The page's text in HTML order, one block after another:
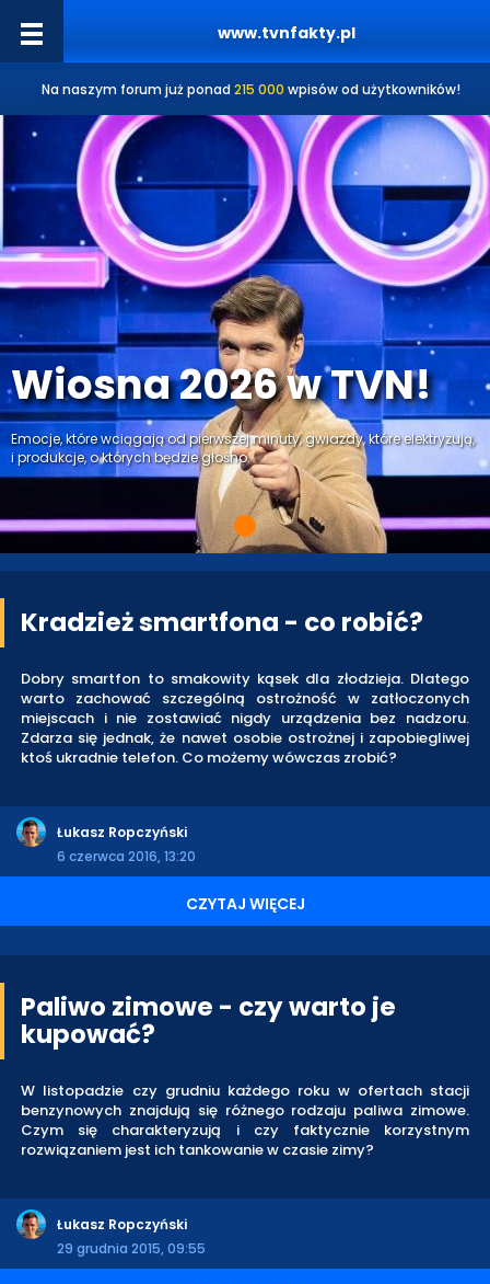
www.tvnfakty.pl
Na naszym forum już ponad 215 000 wpisów od użytkowników!
Wiosna 2026 w TVN!
Emocje, które wciągają od pierwszej minuty, gwiazdy, które elektryzują,
i produkcje, o których będzie głośno.
Kradzież smartfona - co robić?
Dobry smartfon to smakowity kąsek dla złodzieja. Dlatego
warto zachować szczególną ostrożność w zatłoczonych
miejscach i nie zostawiać nigdy urządzenia bez nadzoru.
Zdarza się jednak, że nawet osobie ostrożnej i zapobiegliwej
ktoś ukradnie telefon. Co możemy wówczas zrobić?
Łukasz Ropczyński
6 czerwca 2016, 13:20
CZYTAJ WIĘCEJ
Paliwo zimowe - czy warto je
kupować?
W listopadzie czy grudniu każdego roku w ofertach stacji
benzynowych znajdują się różnego rodzaju paliwa zimowe.
Czym się charakteryzują i czy faktycznie korzystnym
rozwiązaniem jest ich tankowanie w czasie zimy?
Łukasz Ropczyński
29 grudnia 2015, 09:55